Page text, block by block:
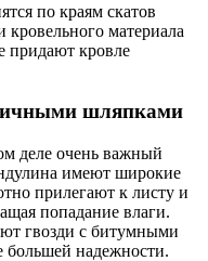
по краям скатов
материала
придают кровле
шляпками
деле очень важный
имеют широкие
прилегают к листу и
попадание влаги.
гвозди с битумными
надежности.